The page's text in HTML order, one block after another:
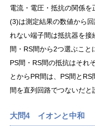
電流・電圧・抵抗の関係を
(3)は測定結果の数値から
れない端子間は抵抗器を接
間・RS間から2つ選ぶこと
PS間・RS間の抵抗はそれ
とからPR間は、PS間と
間を直列回路でつないだと
大問4 イオンと中和